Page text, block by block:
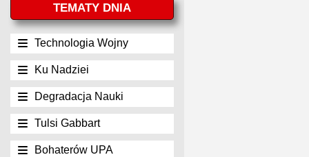
TEMATY DNIA
Technologia Wojny
Ku Nadziei
Degradacja Nauki
Tulsi Gabbart
Bohaterów UPA